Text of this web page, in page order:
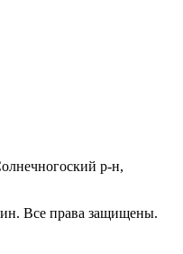
р-н,
Все права защищены.